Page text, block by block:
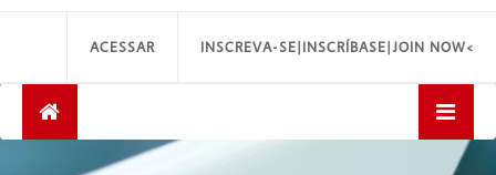
INSCREVA-SE|INSCRÍBASE|JOIN NOW<
ACESSAR